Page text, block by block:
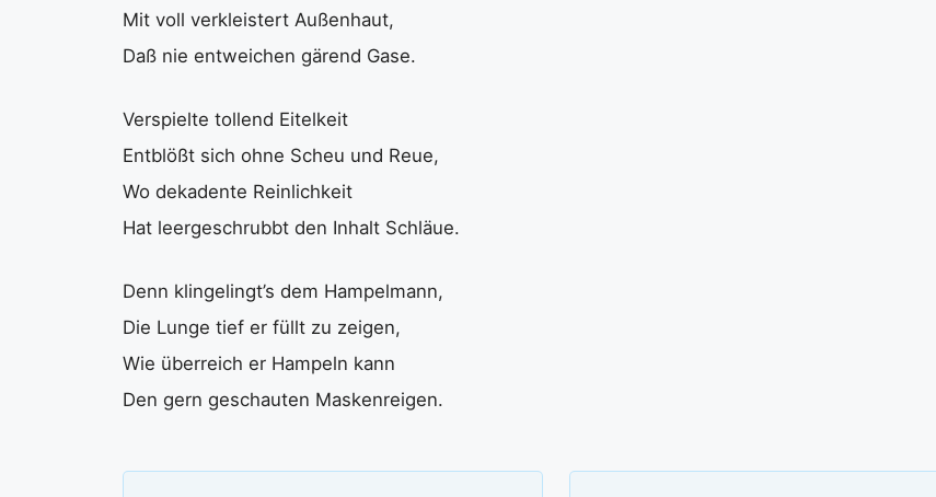
Mit voll verkleistert Außenhaut,
Daß nie entweichen gärend Gase.
Verspielte tollend Eitelkeit
Entblößt sich ohne Scheu und Reue,
Wo dekadente Reinlichkeit
Hat leergeschrubbt den Inhalt Schläue.
Denn klingelingt’s dem Hampelmann,
Die Lunge tief er füllt zu zeigen,
Wie überreich er Hampeln kann
Den gern geschauten Maskenreigen.